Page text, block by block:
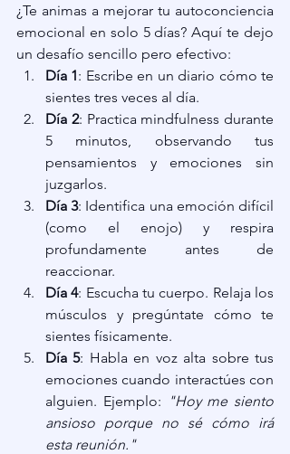
¿Te animas a mejorar tu autoconciencia
emocional en solo 5 días? Aquí te dejo
un desafío sencillo pero efectivo:
Día 1: Escribe en un diario cómo te
sientes tres veces al día.
Día 2: Practica mindfulness durante
5 minutos, observando tus
pensamientos y emociones sin
juzgarlos.
Día 3: Identifica una emoción difícil
(como el enojo) y respira
profundamente antes de
reaccionar.
Día 4: Escucha tu cuerpo. Relaja los
músculos y pregúntate cómo te
sientes físicamente.
Día 5: Habla en voz alta sobre tus
emociones cuando interactúes con
alguien. Ejemplo:
"Hoy me siento
ansioso porque no sé cómo irá
esta reunión."